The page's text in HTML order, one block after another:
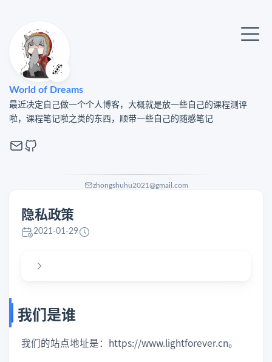
🌌
World of Dreams
最近决定自己做一个个人博客，大概就是放一些自己的课程测评
啦，课程笔记啦之类的东西，顺带一些自己的随感笔记
zhongshuhu2021@gmail.com
隐私政策
2021-01-29
我们是谁
我们的站点地址是：https://www.lightforever.cn。